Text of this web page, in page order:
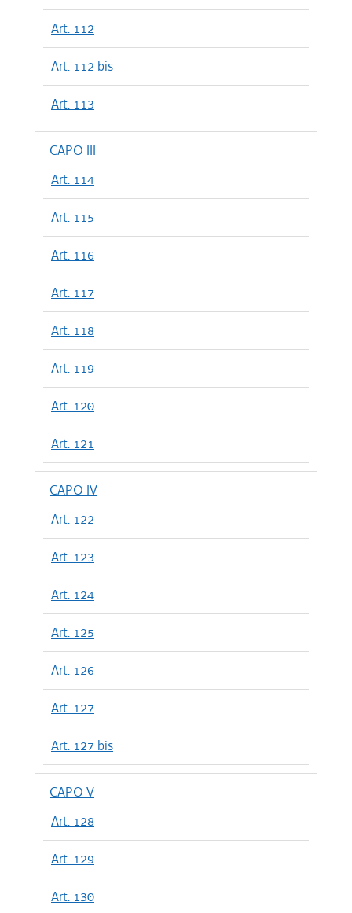
Art. 112
Art. 112 bis
Art. 113
CAPO III
Art. 114
Art. 115
Art. 116
Art. 117
Art. 118
Art. 119
Art. 120
Art. 121
CAPO IV
Art. 122
Art. 123
Art. 124
Art. 125
Art. 126
Art. 127
Art. 127 bis
CAPO V
Art. 128
Art. 129
Art. 130